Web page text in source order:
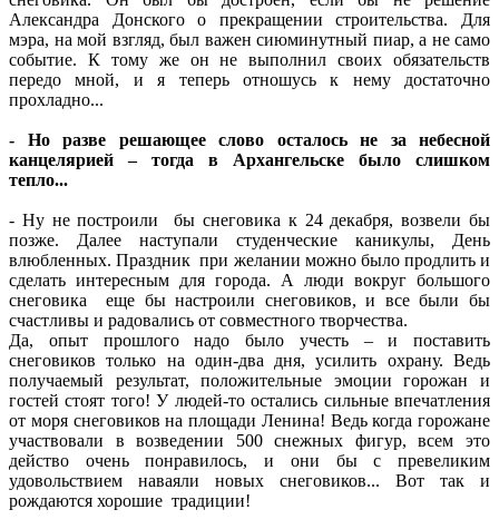
Александра Донского о прекращении строительства. Для
мэра, на мой взгляд, был важен сиюминутный пиар, а не само
событие. К тому же он не выполнил своих обязательств
передо мной, и я теперь отношусь к нему достаточно
прохладно...
- Но разве решающее слово осталось не за небесной
канцелярией – тогда в Архангельске было слишком
тепло...
- Ну не построили бы снеговика к 24 декабря, возвели бы
позже. Далее наступали студенческие каникулы, День
влюбленных. Праздник при желании можно было продлить и
сделать интересным для города. А люди вокруг большого
снеговика еще бы настроили снеговиков, и все были бы
счастливы и радовались от совместного творчества.
Да, опыт прошлого надо было учесть – и поставить
снеговиков только на один-два дня, усилить охрану. Ведь
получаемый результат, положительные эмоции горожан и
гостей стоят того! У людей-то остались сильные впечатления
от моря снеговиков на площади Ленина! Ведь когда горожане
участвовали в возведении 500 снежных фигур, всем это
действо очень понравилось, и они бы с превеликим
удовольствием наваяли новых снеговиков... Вот так и
рождаются хорошие традиции!